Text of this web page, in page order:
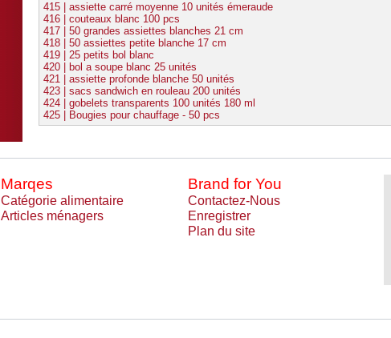
415 | assiette carré moyenne 10 unités émeraude
416 | couteaux blanc 100 pcs
417 | 50 grandes assiettes blanches 21 cm
418 | 50 assiettes petite blanche 17 cm
419 | 25 petits bol blanc
420 | bol a soupe blanc 25 unités
421 | assiette profonde blanche 50 unités
423 | sacs sandwich en rouleau 200 unités
424 | gobelets transparents 100 unités 180 ml
425 | Bougies pour chauffage - 50 pcs
Marqes Brand for You
Catégorie alimentaire
Contactez-Nous
Articles ménagers
Enregistrer
Plan du site